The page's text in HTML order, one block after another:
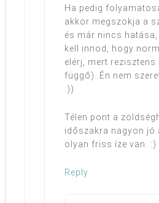
Ha pedig
akkor megszokja a
és már nincs
kell innod, hogy
elérj, mert rezisztens
függő). Én nem
:))
Télen pont a
időszakra nagyon jó
olyan friss íze van. :)
Reply